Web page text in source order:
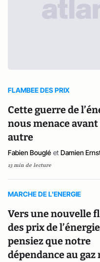
FLAMBEE DES PRIX
Cette guerre de
nous menace
autre
Fabien Bouglé et Damien
13 min de lecture
MARCHE DE L'ENERGIE
Vers une nouvelle
des prix de
pensiez que notre
dépendance au